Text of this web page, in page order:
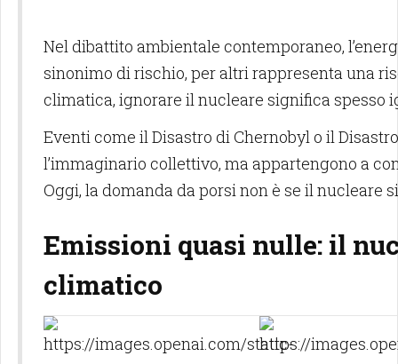
Nel dibattito ambientale contemporaneo,
sinonimo di rischio, per altri rappresenta una
climatica, ignorare il nucleare significa spesso
Eventi come il Disastro di Chernobyl o il
l’immaginario collettivo, ma appartengono a
Oggi, la domanda da porsi non è se il nucleare
Emissioni quasi nulle: il
climatico